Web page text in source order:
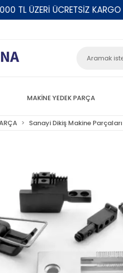
ÜZERİ ÜCRETSİZ KARGO
MAKİNE YEDEK PARÇA
Sanayi Dikiş Makine Parçaları